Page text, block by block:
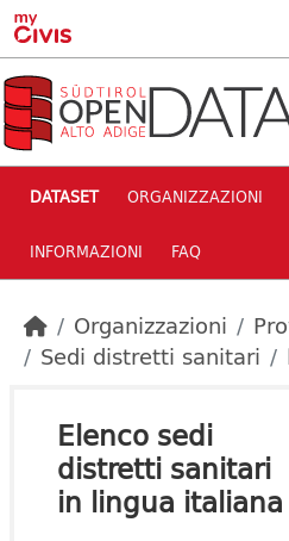
Skip to main content
DATASET ORGANIZZAZIONI
INFORMAZIONI FAQ
Organizzazioni
Sedi distretti sanitari
Elenco sedi
distretti sanitari
in lingua italiana